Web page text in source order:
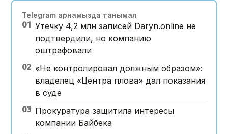
Telegram арнамызда танымал
01 Утечку 4,2 млн записей Daryn.online не
подтвердили, но компанию
оштрафовали
02 «Не контролировал должным образом»:
владелец «Центра плова» дал показания
в суде
03 Прокуратура защитила интересы
компании Байбека